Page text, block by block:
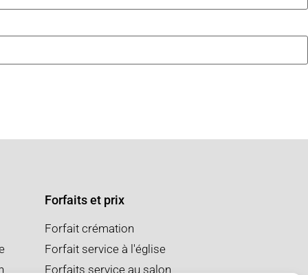
Forfaits et prix
Forfait crémation
Forfait service à l'église
Forfaits service au salon